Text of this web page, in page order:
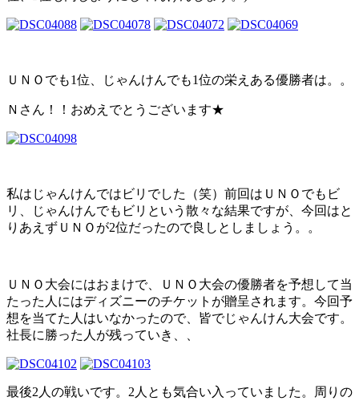
ＵＮＯでも1位、じゃんけんでも1位の栄えある優勝者は。。
Ｎさん！！おめえでとうございます★
私はじゃんけんではビリでした（笑）前回はＵＮＯでもビ
リ、じゃんけんでもビリという散々な結果ですが、今回はと
りあえずＵＮＯが2位だったので良しとしましょう。。
ＵＮＯ大会にはおまけで、ＵＮＯ大会の優勝者を予想して当
たった人にはディズニーのチケットが贈呈されます。今回予
想を当てた人はいなかったので、皆でじゃんけん大会です。
社長に勝った人が残っていき、、
最後2人の戦いです。2人とも気合い入っていました。周りの